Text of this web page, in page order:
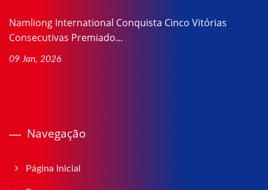
Namliong International Conquista Cinco Vitórias
Consecutivas Premiado...
09 Jan, 2026
Navegação
Página Inicial